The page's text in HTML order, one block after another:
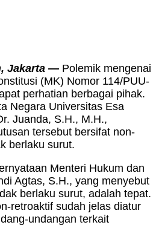
Jakarta — Polemik mengenai
(MK) Nomor 114/PUU-
perhatian berbagai pihak.
Negara Universitas Esa
Juanda, S.H., M.H.,
tersebut bersifat non-
berlaku surut.
Menteri Hukum dan
Agtas, S.H., yang menyebut
berlaku surut, adalah tepat.
retroaktif sudah jelas diatur
undangan terkait